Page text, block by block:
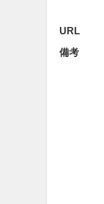
URL
備考